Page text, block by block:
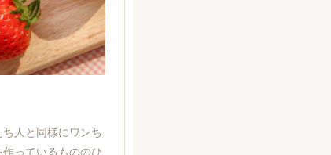
人と同様にワンち
っているもののひ